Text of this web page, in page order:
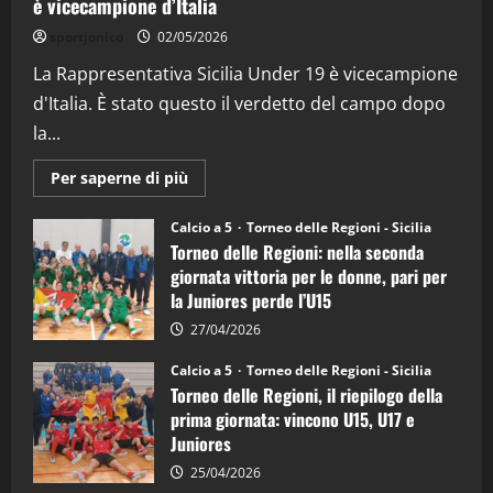
“SportEmpire” in Podcast: 26^ Puntata
08/04/2026
02/05/2026
La Rappresentativa Sicilia Under 19 è vicecampione
d'Italia. È stato questo il verdetto del campo dopo
la...
Per saperne di più
informazioni
Torneo
delle
Regioni
di
calcio
a
5:
la
Juniores
è
vicecampione
d’Italia
Calcio a 5 Torneo delle Regioni - Sicilia
Torneo delle Regioni: nella seconda
giornata vittoria per le donne, pari per
la Juniores perde l’U15
27/04/2026
Calcio a 5 Torneo delle Regioni - Sicilia
Torneo delle Regioni, il riepilogo della
prima giornata: vincono U15, U17 e
Juniores
25/04/2026